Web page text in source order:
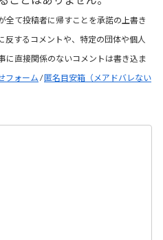
全て投稿者に帰すことを承諾の上書き
反するコメントや、特定の団体や個人
に直接関係のないコメントは書き込ま
フォーム /匿名目安箱（メアドバレない